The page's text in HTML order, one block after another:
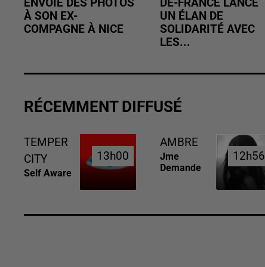
ENVOIE DES PHOTOS
À SON EX-
COMPAGNE À NICE
DE-FRANCE LANCE
UN ÉLAN DE
SOLIDARITÉ AVEC
LES...
RÉCEMMENT DIFFUSÉ
TEMPER
CITY
Self Aware
13h00
13h00
AMBRE
Jme
Demande
12h56
12h56